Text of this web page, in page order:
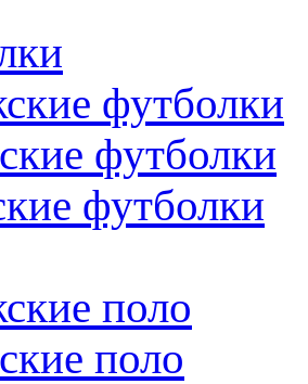
футболки
футболки
футболки
поло
поло